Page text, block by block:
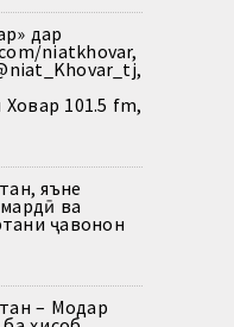
дар
niatkhovar,
101.5 fm,
яъне
ва
ҷавонон
– Модар